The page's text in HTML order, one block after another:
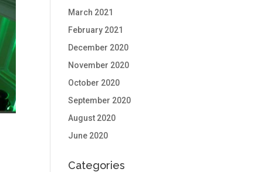
March 2021
February 2021
December 2020
November 2020
October 2020
September 2020
August 2020
June 2020
Categories